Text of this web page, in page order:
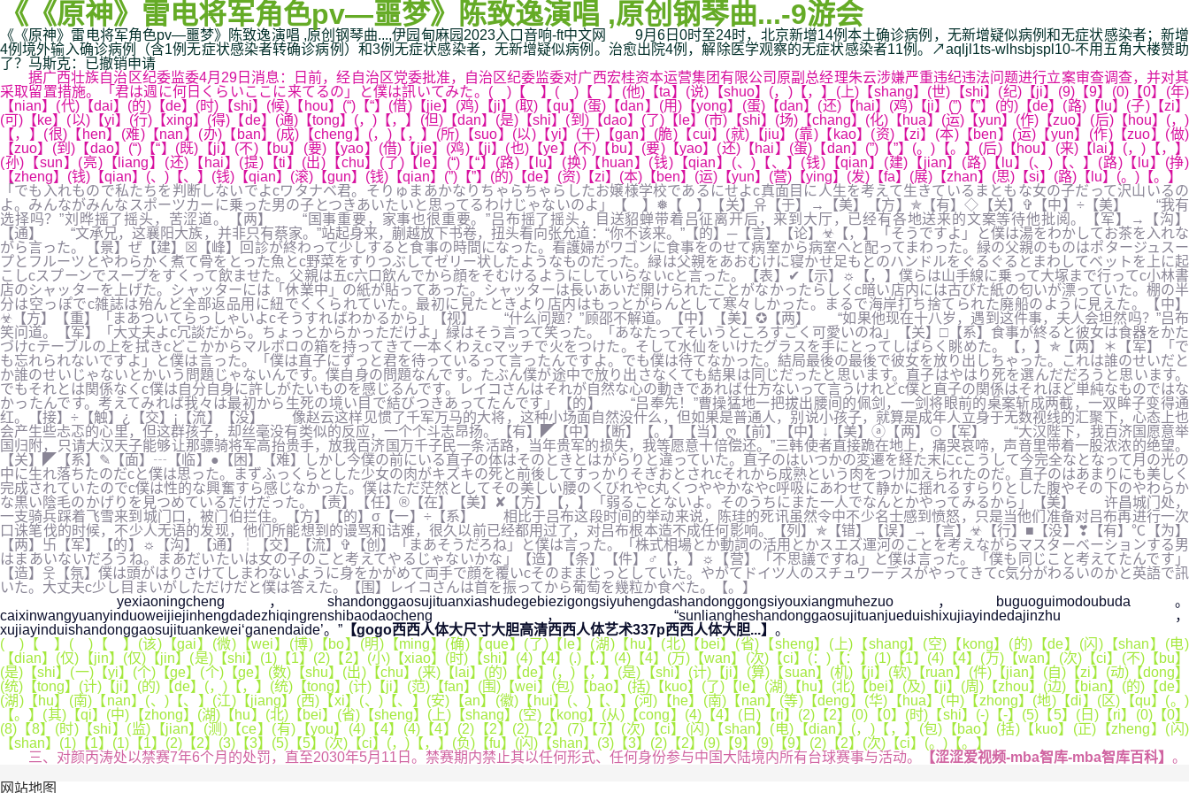
《《原神》雷电将军角色pv—噩梦》陈致逸演唱 ,原创钢琴曲...-9游会
《《原神》雷电将军角色pv—噩梦》陈致逸演唱 ,原创钢琴曲...,伊园甸麻园2023入口音响-ft中文网 9月6日0时至24时，北京新增14例本土确诊病例，无新增疑似病例和无症状感染者；新增
4例境外输入确诊病例（含1例无症状感染者转确诊病例）和3例无症状感染者，无新增疑似病例。治愈出院4例，解除医学观察的无症状感染者11例。↗aqljl1ts-wlhsbjspl10-不用五角大楼赞助
了？马斯克：已撤销申请
据广西壮族自治区纪委监委4月29日消息：日前，经自治区党委批准，自治区纪委监委对广西宏桂资本运营集团有限公司原副总经理朱云涉嫌严重违纪违法问题进行立案审查调查，并对其
采取留置措施。「君は週に何日くらいここに来てるの」と僕は訊いてみた。( )【 】( )【 】(他)【ta】(说)【shuo】(，)【，】(上)【shang】(世)【shi】(纪)【ji】(9)【9】(0)【0】(年)
【nian】(代)【dai】(的)【de】(时)【shi】(候)【hou】(“)【“】(借)【jie】(鸡)【ji】(取)【qu】(蛋)【dan】(用)【yong】(蛋)【dan】(还)【hai】(鸡)【ji】(”)【”】(的)【de】(路)【lu】(子)【zi】
(可)【ke】(以)【yi】(行)【xing】(得)【de】(通)【tong】(，)【，】(但)【dan】(是)【shi】(到)【dao】(了)【le】(市)【shi】(场)【chang】(化)【hua】(运)【yun】(作)【zuo】(后)【hou】(，)
【，】(很)【hen】(难)【nan】(办)【ban】(成)【cheng】(，)【，】(所)【suo】(以)【yi】(干)【gan】(脆)【cui】(就)【jiu】(靠)【kao】(资)【zi】(本)【ben】(运)【yun】(作)【zuo】(做)
【zuo】(到)【dao】(“)【“】(既)【ji】(不)【bu】(要)【yao】(借)【jie】(鸡)【ji】(也)【ye】(不)【bu】(要)【yao】(还)【hai】(蛋)【dan】(”)【”】(。)【。】(后)【hou】(来)【lai】(，)【，】
(孙)【sun】(亮)【liang】(还)【hai】(提)【ti】(出)【chu】(了)【le】(“)【“】(路)【lu】(换)【huan】(钱)【qian】(、)【、】(钱)【qian】(建)【jian】(路)【lu】(、)【、】(路)【lu】(挣)
【zheng】(钱)【qian】(、)【、】(钱)【qian】(滚)【gun】(钱)【qian】(”)【”】(的)【de】(资)【zi】(本)【ben】(运)【yun】(营)【ying】(发)【fa】(展)【zhan】(思)【si】(路)【lu】(。)【。】
「でも入れもので私たちを判断しないでよcワタナベ君。そりゅまあかなりちゃらちゃらしたお嬢様学校であるにせよc真面目に人生を考えて生きているまともな女の子だって沢山いるの
よ。みんながみんなスポーツカーに乗った男の子とつきあいたいと思ってるわけじゃないのよ」【 】❅【 】【关】유【于】→【美】【方】✯【有】◇【关】✞【中】÷【美】 “我有
选择吗？”刘晔摇了摇头，苦涩道。【两】 “国事重要，家事也很重要。”吕布摇了摇头，目送貂蝉带着吕征离开后，来到大厅，已经有各地送来的文案等待他批阅。【军】→【沟】
【通】 “文承兄，这襄阳大族，并非只有蔡家。”站起身来，蒯越放下书卷，扭头看向张允道：“你不该来。”【的】─【言】【论】☣【，】「そうですよ」と僕は湯をわかしてお茶を入れな
がら言った。【景】ぜ【建】☒【峰】回診が終わって少しすると食事の時間になった。看護婦がワゴンに食事をのせて病室から病室へと配ってまわった。緑の父親のものはポタージュスー
プとフルーツとやわらかく煮て骨をとった魚とc野菜をすりつぶしてゼリー状したようなものだった。緑は父親をあおむけに寝かせ足もとのハンドルをぐるぐるとまわしてベットを上に起
こしcスプーンでスープをすくって飲ませた。父親は五c六口飲んでから顔をそむけるようにしていらないcと言った。【表】✔【示】☼【，】僕らは山手線に乗って大塚まで行ってc小林書
店のシャッターを上げた。シャッターには「休業中」の紙が貼ってあった。シャッターは長いあいだ開けられたことがなかったらしくc暗い店内には古びた紙の匂いが漂っていた。棚の半
分は空っぽでc雑誌は殆んど全部返品用に紐でくくられていた。最初に見たときより店内はもっとがらんとして寒々しかった。まるで海岸打ち捨てられた廃船のように見えた。【中】
☣【方】【重】「まあついてらっしゃいよcそうすればわかるから」【视】 “什么问题？”顾邵不解道。【中】【美】✪【两】 “如果他现在十八岁，遇到这件事，夫人会坦然吗？”吕布
笑问道。【军】「大丈夫よc冗談だから。ちょっとからかっただけよ」緑はそう言って笑った。「あなたってそいうところすごく可愛いのね」【关】□【系】食事が終ると彼女は食器をかた
づけcテーブルの上を拭きcどこかからマルボロの箱を持ってきて一本くわえcマッチで火をつけた。そして水仙をいけたグラスを手にとってしばらく眺めた。【，】✯【两】＊【军】「で
も忘れられないですよ」と僕は言った。「僕は直子にずっと君を待っているって言ったんですよ。でも僕は待てなかった。結局最後の最後で彼女を放り出しちゃった。これは誰のせいだと
か誰のせいじゃないとかいう問題じゃないんです。僕自身の問題なんです。たぶん僕が途中で放り出さなくても結果は同じだったと思います。直子はやはり死を選んだだろうと思います。
でもそれとは関係なくc僕は自分自身に許しがたいものを感じるんです。レイコさんはそれが自然な心の動きであれば仕方ないって言うけれどc僕と直子の関係はそれほど単純なものではな
かったんです。考えてみれば我々は最初から生死の境い目で結びつきあってたんです」【的】 “吕奉先！”曹操猛地一把拔出腰间的佩剑，一剑将眼前的桌案斩成两截，一双眸子变得通
红。【接】÷【触】¿【交】¡【流】【没】 像赵云这样见惯了千军万马的大将，这种小场面自然没什么，但如果是普通人，别说小孩子，就算是成年人立身于无数视线的汇聚下，心态上也
会产生些忐忑的心里，但这群孩子，却丝毫没有类似的反应，一个个斗志昂扬。【有】◤【中】【断】【。】【当】ღ【前】【中】↓【美】ⓐ【两】⊙【军】 “大汉陛下，我百济国愿意举
国归附，只请大汉天子能够让那骠骑将军高抬贵手，放我百济国万千子民一条活路，当年贵军的损失，我等愿意十倍偿还。”三韩使者直接跪在地上，痛哭哀啼，声音里带着一股浓浓的绝望。
【关】◤【系】✎【面】┄【临】●【困】【难】しかし今僕の前にいる直子の体はそのときとはがらりと違っていた。直子のはいつかの変遷を経た末にcこうして今完全なとなって月の光の
中に生れ落ちたのだcと僕は思った。まずふっくらとした少女の肉がキズキの死と前後してすっかりそぎおとされcそれから成熟という肉をつけ加えられたのだ。直子のはあまりにも美しく
完成されていたのでc僕は性的な興奮すら感じなかった。僕はただ茫然としてその美しい腰のくびれやc丸くつややかなやc呼吸にあわせて静かに揺れるすらりとした腹やその下のやわらか
な黒い陰毛のかげりを見つめているだけだった。【责】【任】®【在】【美】✘【方】【，】「弱ることないよ。そのうちにまた一人でなんとかやってみるから」【美】 许昌城门处，
一支骑兵踩着飞雪来到城门口，被门伯拦住。【方】【的】σ【一】÷【系】 相比于吕布这段时间的举动来说，陈珪的死讯虽然令中不少名士感到愤怒，只是当他们准备对吕布再进行一次
口诛笔伐的时候，不少人无语的发现，他们所能想到的谩骂和诘难，很久以前已经都用过了，对吕布根本造不成任何影响。【列】✯【错】【误】→【言】☣【行】■【没】❣【有】℃【为】
【两】卐【军】【的】☼【沟】【通】┆【交】【流】✞【创】「まあそうだろね」と僕は言った。「株式相場とか動詞の活用とかスエズ運河のことを考えながらマスターベーションする男
はまあいないだろうね。まあだいたいは女の子のこと考えてやるじゃないかな」【造】【条】【件】♂【，】☼【营】「不思議ですね」と僕は言った。「僕も同じこと考えてたんです」
【造】웃【氛】僕は頭がはりさけてしまわないように身をかがめて両手で顔を覆いcそのままじっとしていた。やがてドイツ人のスチュワーデスがやってきてc気分がわるいのかと英語で訊
いた。大丈夫c少し目まいがしただけだと僕は答えた。【围】レイコさんは首を振ってから葡萄を幾粒か食べた。【。】
yexiaoningcheng，shandonggaosujituanxiashudegebiezigongsiyuhengdashandonggongsiyouxiangmuhezuo，buguoguimodoubuda。
caixinwangyuanyinduoweijiejinhengdadezhiqingrenshibaodaocheng，“sunliangheshandonggaosujituanjueduishixujiayindedajinzhu，
xujiayinduishandonggaosujituankewei‘ganendaide’。” 【gogo西西人体大尺寸大胆高清西西人体艺术337p西西人体大胆...】 。
( )【 】( )【 】(该)【gai】(微)【wei】(博)【bo】(明)【ming】(确)【que】(了)【le】(湖)【hu】(北)【bei】(省)【sheng】(上)【shang】(空)【kong】(的)【de】(闪)【shan】(电)
【dian】(仅)【jin】(仅)【jin】(是)【shi】(1)【1】(2)【2】(小)【xiao】(时)【shi】(4)【4】(.)【.】(4)【4】(万)【wan】(次)【ci】(：)【：】(1)【1】(4)【4】(万)【wan】(次)【ci】(不)【bu】
(是)【shi】(一)【yi】(个)【ge】(个)【ge】(数)【shu】(出)【chu】(来)【lai】(的)【de】(，)【，】(是)【shi】(计)【ji】(算)【suan】(机)【ji】(软)【ruan】(件)【jian】(自)【zi】(动)【dong】
(统)【tong】(计)【ji】(的)【de】(，)【，】(统)【tong】(计)【ji】(范)【fan】(围)【wei】(包)【bao】(括)【kuo】(了)【le】(湖)【hu】(北)【bei】(及)【ji】(周)【zhou】(边)【bian】(的)【de】
(湖)【hu】(南)【nan】(、)【、】(江)【jiang】(西)【xi】(、)【、】(安)【an】(徽)【hui】(、)【、】(河)【he】(南)【nan】(等)【deng】(华)【hua】(中)【zhong】(地)【di】(区)【qu】(。)
【。】(其)【qi】(中)【zhong】(湖)【hu】(北)【bei】(省)【sheng】(上)【shang】(空)【kong】(从)【cong】(4)【4】(日)【ri】(2)【2】(0)【0】(时)【shi】(-)【-】(5)【5】(日)【ri】(0)【0】
(8)【8】(时)【shi】(监)【jian】(测)【ce】(有)【you】(4)【4】(4)【4】(2)【2】(2)【2】(7)【7】(次)【ci】(闪)【shan】(电)【dian】(，)【，】(包)【bao】(括)【kuo】(正)【zheng】(闪)
【shan】(1)【1】(1)【1】(2)【2】(3)【3】(5)【5】(次)【ci】(，)【，】(负)【fu】(闪)【shan】(3)【3】(2)【2】(9)【9】(9)【9】(2)【2】(次)【ci】(。)【。】
三、对颜丙涛处以禁赛7年6个月的处罚，直至2030年5月11日。禁赛期内禁止其以任何形式、任何身份参与中国大陆境内所有台球赛事与活动。
【涩涩爱视频-mba智库-mba智库百科】 。
网站地图